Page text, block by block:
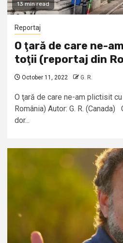
13 min read
Reportaj
O ţară de care ne-
toţii (reportaj din
October 11, 2022 G. R.
O ţară de care ne-am plictisit
România) Autor: G. R.
dor...